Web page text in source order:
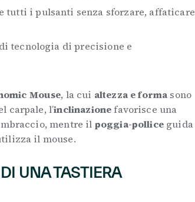
tutti i pulsanti senza sforzare, affaticare
tecnologia di precisione e
Mouse, la cui altezza e forma sono
carpale, l’inclinazionefavorisce una
mentre il poggia-polliceguida
il mouse.
UNA TASTIERA